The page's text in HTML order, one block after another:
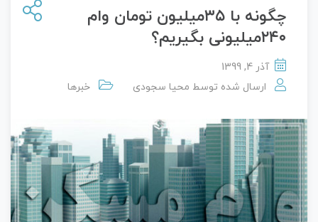
چگونه با ۳۵میلیون تومان وام
۲۴۰میلیونی بگیریم؟
آذر 4, 1399
ارسال شده توسط محیا سجودی خبرها